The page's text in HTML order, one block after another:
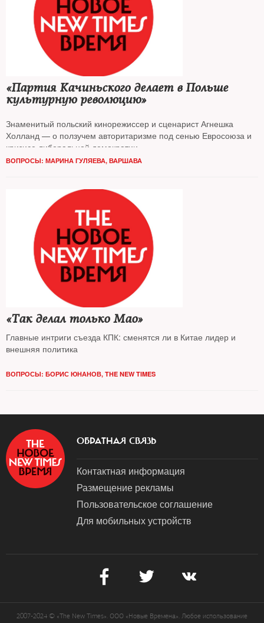
«Партия Качиньского делает в Польше
культурную революцию»
Знаменитый польский кинорежиссер и сценарист Агнешка
Холланд — о ползучем авторитаризме под сенью Евросоюза и
кризисе либеральной демократии
ВОПРОСЫ: МАРИНА ГУЛЯЕВА, ВАРШАВА
«Так делал только Мао»
Главные интриги съезда КПК: сменятся ли в Китае лидер и
внешняя политика
ВОПРОСЫ: БОРИС ЮНАНОВ, THE NEW TIMES
ОБРАТНАЯ СВЯЗЬ
Контактная информация
Размещение рекламы
Пользовательское соглашение
Для мобильных устройств
2007-2024 © «The New Times». ООО «Новые Времена». Любое использование